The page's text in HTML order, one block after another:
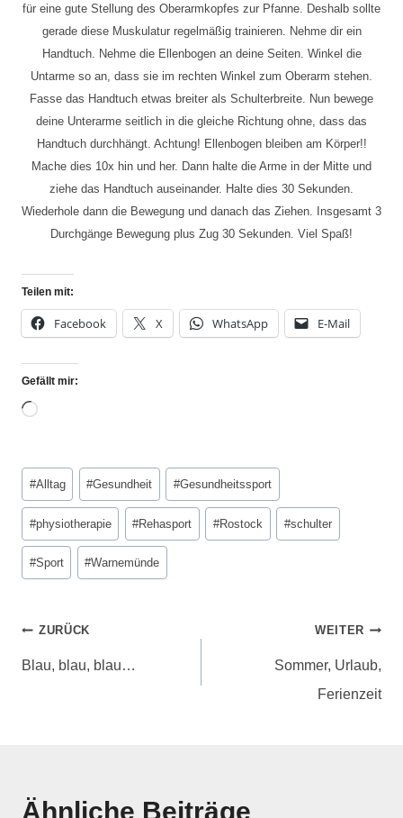
für eine gute Stellung des Oberarmkopfes zur Pfanne. Deshalb sollte
gerade diese Muskulatur regelmäßig trainieren. Nehme dir ein
Handtuch. Nehme die Ellenbogen an deine Seiten. Winkel die
Untarme so an, dass sie im rechten Winkel zum Oberarm stehen.
Fasse das Handtuch etwas breiter als Schulterbreite. Nun bewege
deine Unterarme seitlich in die gleiche Richtung ohne, dass das
Handtuch durchhängt. Achtung! Ellenbogen bleiben am Körper!!
Mache dies 10x hin und her. Dann halte die Arme in der Mitte und
ziehe das Handtuch auseinander. Halte dies 30 Sekunden.
Wiederhole dann die Bewegung und danach das Ziehen. Insgesamt 3
Durchgänge Bewegung plus Zug 30 Sekunden. Viel Spaß!
Teilen mit:
Facebook X WhatsApp E-Mail
Gefällt mir:
#Alltag #Gesundheit #Gesundheitssport
#physiotherapie #Rehasport #Rostock #schulter
#Sport #Warnemünde
ZURÜCK
Blau, blau, blau…
WEITER
Sommer, Urlaub,
Ferienzeit
Ähnliche Beiträge